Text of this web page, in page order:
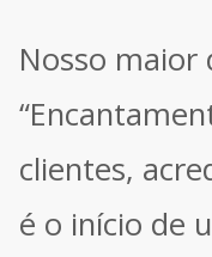
Nosso maior
clientes,
é o início de